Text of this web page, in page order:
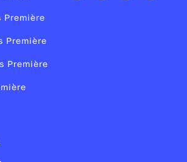
Première
Première
Première